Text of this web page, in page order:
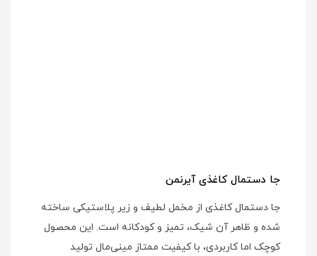
جا دستمال کاغذی آیرنمن
جا دستمال کاغذی از مخمل لطیف و زیر پلاستیکی ساخته
شده و ظاهر آن شیک، تمیز و کودکانه است. این محصول
کوچک اما کاربردی، با کیفیت ممتاز مینی‌مال تولید